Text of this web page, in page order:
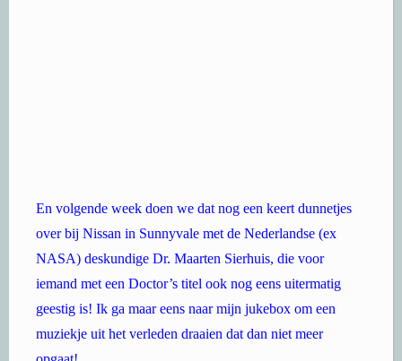
En volgende week doen we dat nog een keert dunnetjes
over bij Nissan in Sunnyvale met de Nederlandse (ex
NASA) deskundige Dr. Maarten Sierhuis, die voor
iemand met een Doctor’s titel ook nog eens uitermatig
geestig is! Ik ga maar eens naar mijn jukebox om een
muziekje uit het verleden draaien dat dan niet meer